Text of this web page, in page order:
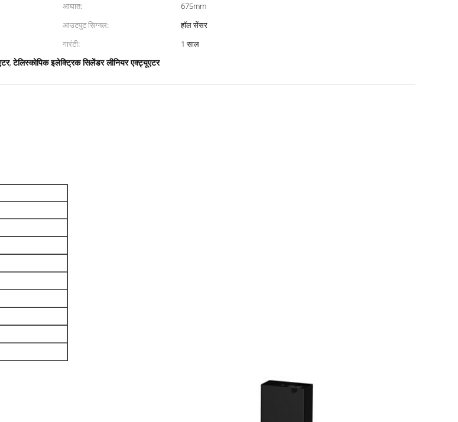
आघात:
675mm
आउटपुट सिग्नल:
हॉल सेंसर
गारंटी:
1 साल
,टेलिस्कोपिक इलेक्ट्रिक सिलेंडर लीनियर एक्ट्यूएटर